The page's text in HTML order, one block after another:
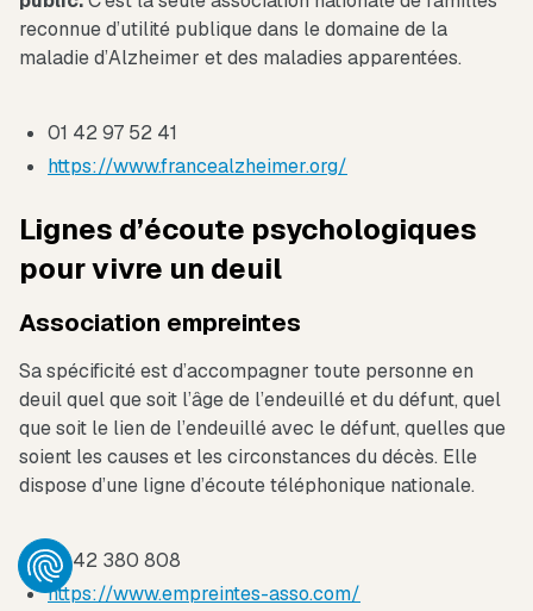
reconnue d’utilité publique dans le domaine de la
maladie d’Alzheimer et des maladies apparentées.
01 42 97 52 41
https://www.francealzheimer.org/
Lignes d’écoute psychologiques
pour vivre un deuil
Association empreintes
Sa spécificité est d’accompagner toute personne en
deuil quel que soit l’âge de l’endeuillé et du défunt, quel
que soit le lien de l’endeuillé avec le défunt, quelles que
soient les causes et les circonstances du décès. Elle
dispose d’une ligne d’écoute téléphonique nationale.
01 42 380 808
https://www.empreintes-asso.com/